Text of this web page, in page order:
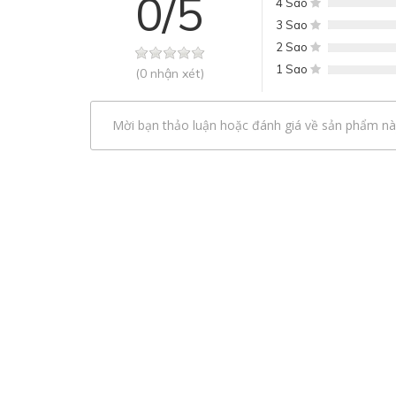
0/5
(0 nhận xét)
3 Sao
2 Sao
1 Sao
Mời bạn thảo luận hoặc đánh giá về sản phẩm